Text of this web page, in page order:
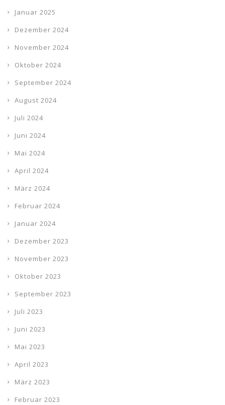
Januar 2025
Dezember 2024
November 2024
Oktober 2024
September 2024
August 2024
Juli 2024
Juni 2024
Mai 2024
April 2024
März 2024
Februar 2024
Januar 2024
Dezember 2023
November 2023
Oktober 2023
September 2023
Juli 2023
Juni 2023
Mai 2023
April 2023
März 2023
Februar 2023